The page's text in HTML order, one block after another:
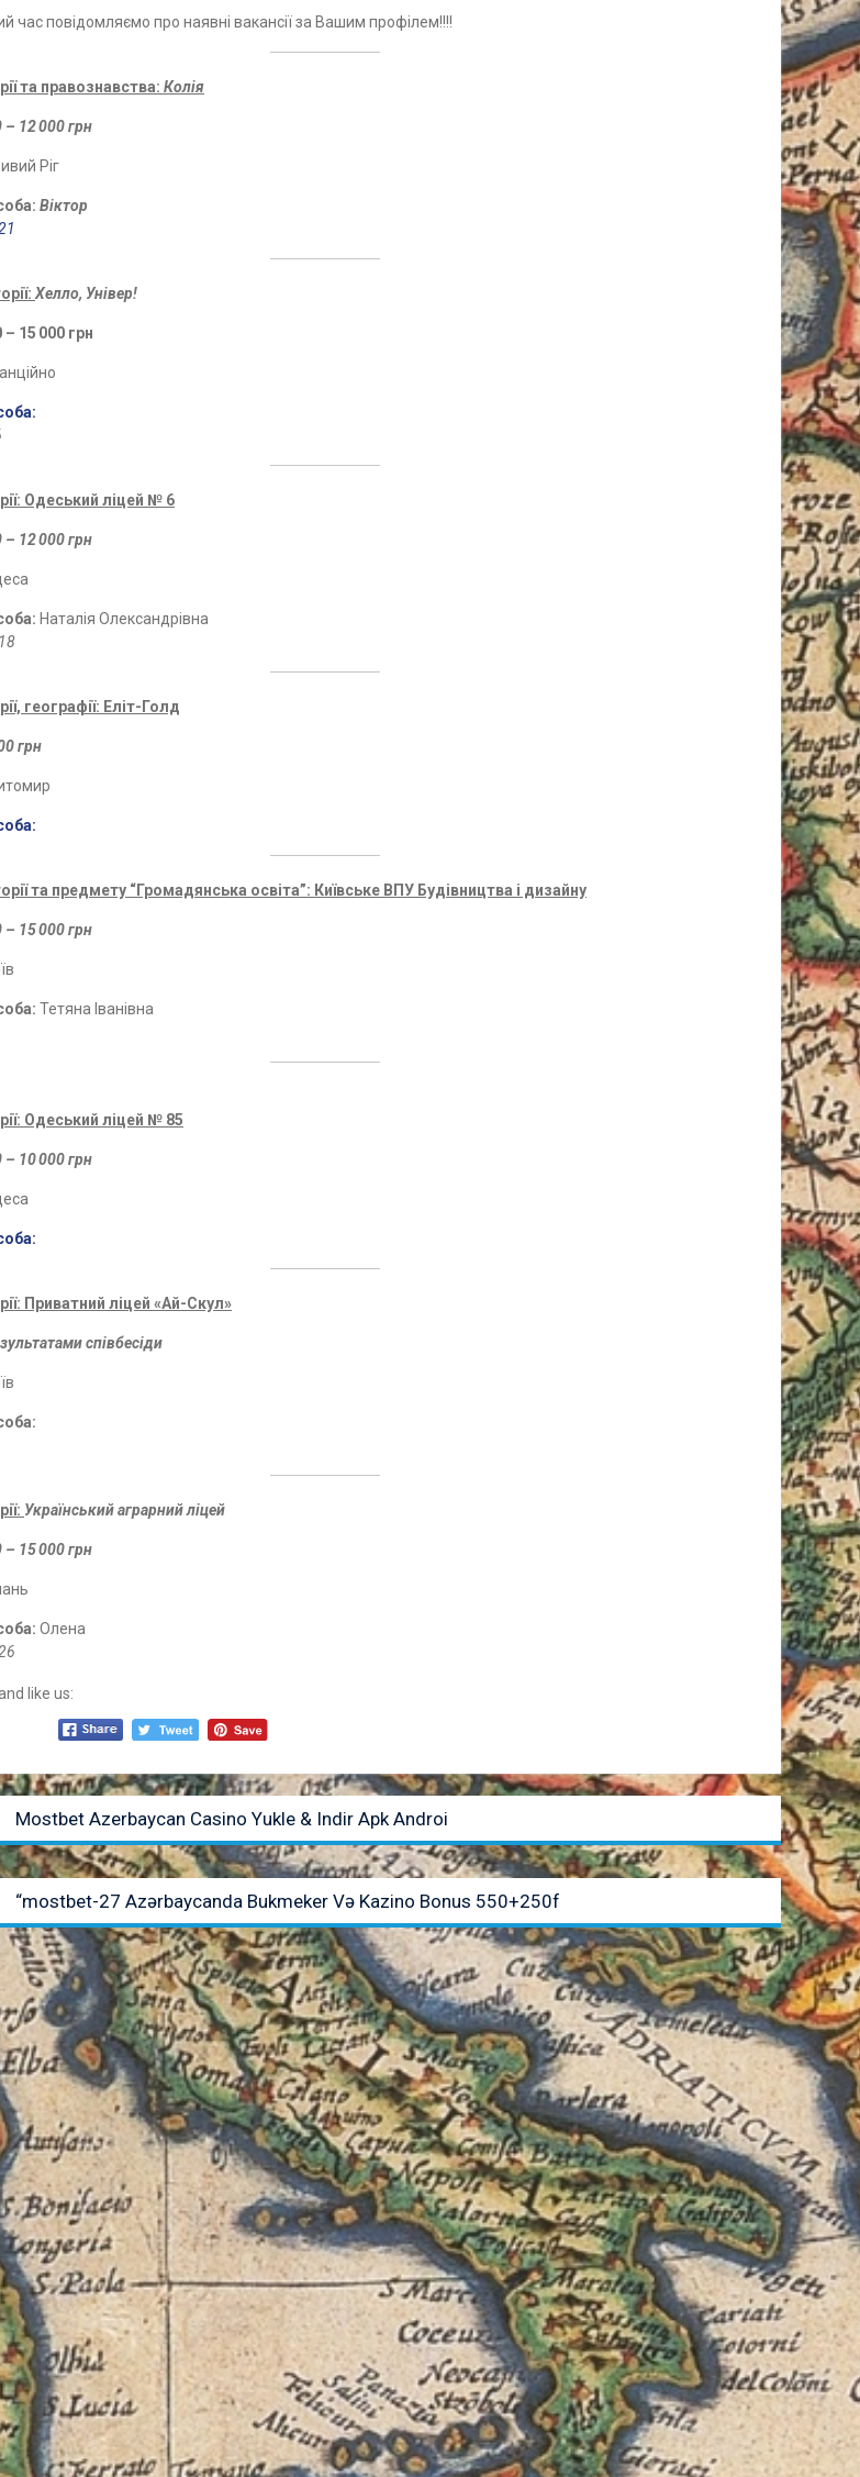
час повідомляємо про наявні вакансії за Вашим профілем!!!!
та правознавства: Колія
– 12 000 грн
Ріг
Віктор
Хелло, Універ!
– 15 000 грн
Одеський ліцей № 6
– 12 000 грн
Наталія Олександрівна
географії: Еліт-Голд
грн
та предмету “Громадянська освіта”: Київське ВПУ Будівництва і дизайну
– 15 000 грн
Тетяна Іванівна
Одеський ліцей № 85
– 10 000 грн
Приватний ліцей «Ай-Скул»
співбесіди
Український аграрний ліцей
– 15 000 грн
Олена
like us:
Попередній
Mostbet Azerbaycan Casino Yukle & Indir Apk Androi
Наступний
“mostbet-27 Azərbaycanda Bukmeker Və Kazino Bonus 550+250f